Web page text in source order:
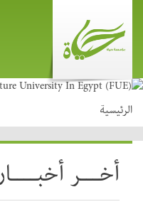
الرئيسية
أخـــر